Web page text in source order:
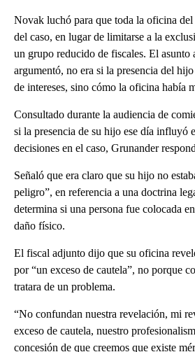
Novak luchó para que toda la oficina del
del caso, en lugar de limitarse a la
un grupo reducido de fiscales. El asunto
argumentó, no era si la presencia del
de intereses, sino cómo la oficina había
Consultado durante la audiencia de
si la presencia de su hijo ese día influyó
decisiones en el caso, Grunander
Señaló que era claro que su hijo no
peligro”, en referencia a una doctrina
determina si una persona fue colocada
daño físico.
El fiscal adjunto dijo que su oficina
por “un exceso de cautela”, no porque
tratara de un problema.
“No confundan nuestra revelación, mi
exceso de cautela, nuestro
concesión de que creemos que existe